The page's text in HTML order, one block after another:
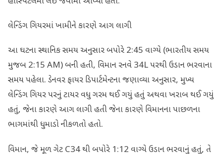
લેન્ડિંગ ગિયરમાં ખામીને કારણે આગ લાગી
આ ઘટના સ્થાનિક સમય અનુસાર બપોરે 2:45 વાગ્યે (ભારતીય સમય
મુજબ 2:15 AM) બની હતી, વિમાન રનવે 34L પરથી ઉડાન ભરવાના
સમય પહેલા. ડેનવર ફાયર ડિપાર્ટમેન્ટના જણાવ્યા અનુસાર, મુખ્ય
લેન્ડિંગ ગિયર પરનું ટાયર વધુ ગરમ થઈ ગયું હતું અથવા ખરાબ થઈ ગયું
હતું, જેના કારણે આગ લાગી હતી જેના કારણે વિમાનના પાછળના
ભાગમાંથી ધુમાડો નીકળતો હતો.
વિમાન, જે મૂળ ગેટ C34 થી બપોરે 1:12 વાગ્યે ઉડાન ભરવાનું હતું, તે